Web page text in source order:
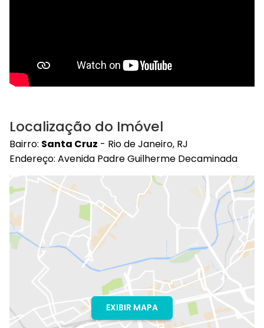
Localização do Imóvel
Bairro: Santa Cruz - Rio de Janeiro, RJ
Endereço: Avenida Padre Guilherme Decaminada
EXIBIR MAPA